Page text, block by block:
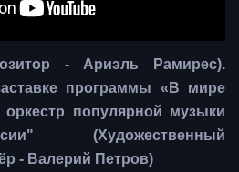
- Ариэль Рамирес).
программы «В мире
популярной музыки
(Художественный
- Валерий Петров)